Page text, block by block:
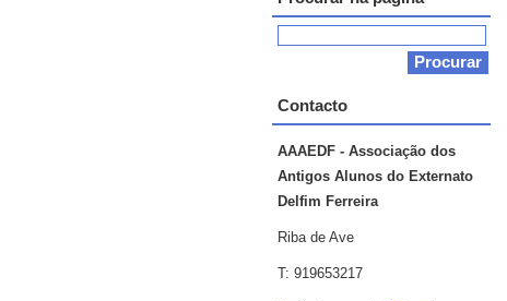
Contacto
AAAEDF - Associação dos
Antigos Alunos do Externato
Delfim Ferreira
Riba de Ave
T: 919653217